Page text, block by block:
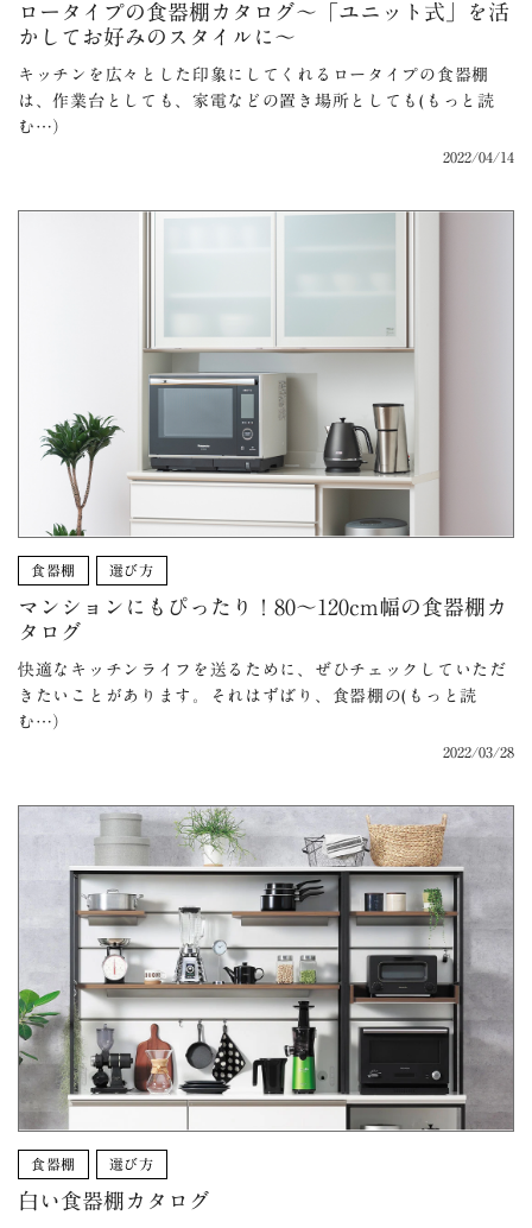
ロータイプの食器棚カタログ〜「ユニット式」を活
かしてお好みのスタイルに〜
キッチンを広々とした印象にしてくれるロータイプの食器棚
は、作業台としても、家電などの置き場所としても(もっと読
む…）
2022/04/14
食器棚 選び方
マンションにもぴったり！80〜120cm幅の食器棚カ
タログ
快適なキッチンライフを送るために、ぜひチェックしていただ
きたいことがあります。それはずばり、食器棚の(もっと読
む…）
2022/03/28
食器棚 選び方
白い食器棚カタログ